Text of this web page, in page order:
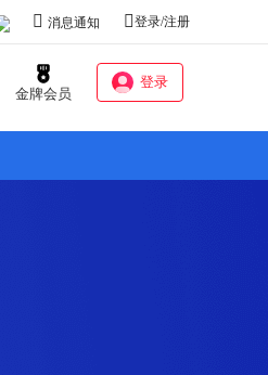
消息通知 登录/注册
金牌会员
登录